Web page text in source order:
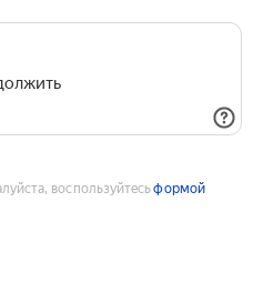
воспользуйтесьформой